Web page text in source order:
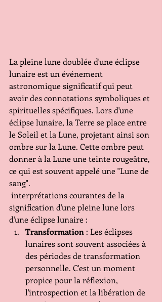
La pleine lune doublée d'une éclipse
lunaire est un événement
astronomique significatif qui peut
avoir des connotations symboliques et
spirituelles spécifiques. Lors d'une
éclipse lunaire, la Terre se place entre
le Soleil et la Lune, projetant ainsi son
ombre sur la Lune. Cette ombre peut
donner à la Lune une teinte rougeâtre,
ce qui est souvent appelé une "Lune de
sang".
signification d'une pleine lune lors
d'une éclipse lunaire :
Transformation : Les éclipses
lunaires sont souvent associées à
des périodes de transformation
personnelle. C'est un moment
propice pour la réflexion,
l'introspection et la libération de